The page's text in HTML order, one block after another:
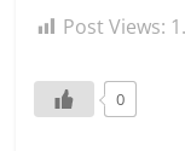
Post Views:
0